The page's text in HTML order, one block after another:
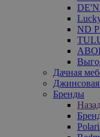
ND
Дачная
Бренды